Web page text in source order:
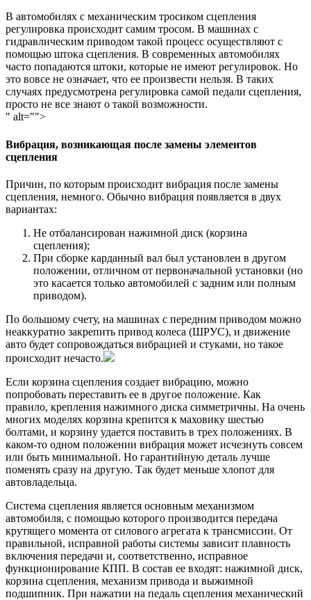
В автомобилях с механическим тросиком сцепления
регулировка происходит самим тросом. В машинах с
гидравлическим приводом такой процесс осуществляют с
помощью штока сцепления. В современных автомобилях
часто попадаются штоки, которые не имеют регулировок. Но
это вовсе не означает, что ее произвести нельзя. В таких
случаях предусмотрена регулировка самой педали сцепления,
просто не все знают о такой возможности.
" alt="">
Вибрация, возникающая после замены элементов
сцепления
Причин, по которым происходит вибрация после замены
сцепления, немного. Обычно вибрация появляется в двух
вариантах:
Не отбалансирован нажимной диск (корзина
сцепления);
При сборке карданный вал был установлен в другом
положении, отличном от первоначальной установки (но
это касается только автомобилей с задним или полным
приводом).
По большому счету, на машинах с передним приводом можно
неаккуратно закрепить привод колеса (ШРУС), и движение
авто будет сопровождаться вибрацией и стуками, но такое
происходит нечасто.
Если корзина сцепления создает вибрацию, можно
попробовать переставить ее в другое положение. Как
правило, крепления нажимного диска симметричны. На очень
многих моделях корзина крепится к маховику шестью
болтами, и корзину удается поставить в трех положениях. В
каком-то одном положении вибрация может исчезнуть совсем
или быть минимальной. Но гарантийную деталь лучше
поменять сразу на другую. Так будет меньше хлопот для
автовладельца.
Система сцепления является основным механизмом
автомобиля, с помощью которого производится передача
крутящего момента от силового агрегата к трансмиссии. От
правильной, исправной работы системы зависит плавность
включения передачи и, соответственно, исправное
функционирование КПП. В состав ее входят: нажимной диск,
корзина сцепления, механизм привода и выжимной
подшипник. При нажатии на педаль сцепления механический